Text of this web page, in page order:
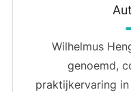
Wilhelmus
genoemd,
praktijkervaring